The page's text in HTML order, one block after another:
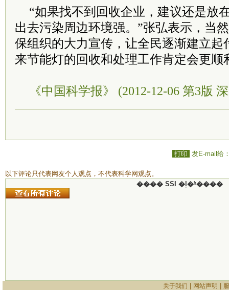
“如果找不到回收企业，建议还是放
出去污染周边环境强。”张弘表示，当
保组织的大力宣传，让全民逐渐建立起
来节能灯的回收和处理工作肯定会更顺
《中国科学报》 (2012-12-06 第3版
打印 发E-mail给
以下评论只代表网友个人观点，不代表科学网观点。
���� SSI �ļ�ʱ����
关于我们 网站声明